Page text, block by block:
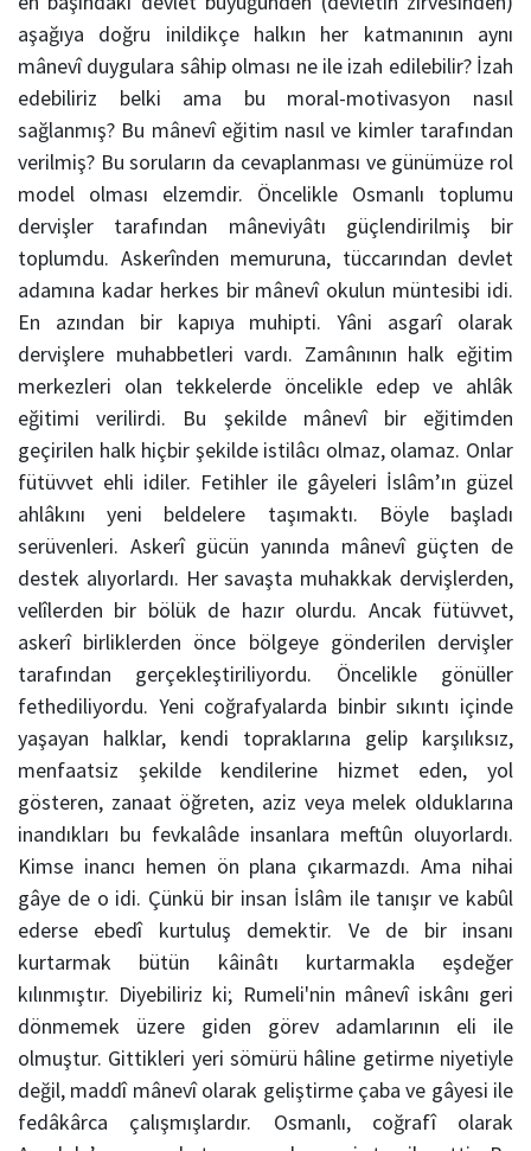
aşağıya doğru inildikçe halkın her katmanının aynı
mânevî duygulara sâhip olması ne ile izah edilebilir? İzah
edebiliriz belki ama bu moral-motivasyon nasıl
sağlanmış? Bu mânevî eğitim nasıl ve kimler tarafından
verilmiş? Bu soruların da cevaplanması ve günümüze rol
model olması elzemdir. Öncelikle Osmanlı toplumu
dervişler tarafından mâneviyâtı güçlendirilmiş bir
toplumdu. Askerînden memuruna, tüccarından devlet
adamına kadar herkes bir mânevî okulun müntesibi idi.
En azından bir kapıya muhipti. Yâni asgarî olarak
dervişlere muhabbetleri vardı. Zamânının halk eğitim
merkezleri olan tekkelerde öncelikle edep ve ahlâk
eğitimi verilirdi. Bu şekilde mânevî bir eğitimden
geçirilen halk hiçbir şekilde istilâcı olmaz, olamaz. Onlar
fütüvvet ehli idiler. Fetihler ile gâyeleri İslâm’ın güzel
ahlâkını yeni beldelere taşımaktı. Böyle başladı
serüvenleri. Askerî gücün yanında mânevî güçten de
destek alıyorlardı. Her savaşta muhakkak dervişlerden,
velîlerden bir bölük de hazır olurdu. Ancak fütüvvet,
askerî birliklerden önce bölgeye gönderilen dervişler
tarafından gerçekleştiriliyordu. Öncelikle gönüller
fethediliyordu. Yeni coğrafyalarda binbir sıkıntı içinde
yaşayan halklar, kendi topraklarına gelip karşılıksız,
menfaatsiz şekilde kendilerine hizmet eden, yol
gösteren, zanaat öğreten, aziz veya melek olduklarına
inandıkları bu fevkalâde insanlara meftûn oluyorlardı.
Kimse inancı hemen ön plana çıkarmazdı. Ama nihai
gâye de o idi. Çünkü bir insan İslâm ile tanışır ve kabûl
ederse ebedî kurtuluş demektir. Ve de bir insanı
kurtarmak bütün kâinâtı kurtarmakla eşdeğer
kılınmıştır. Diyebiliriz ki; Rumeli'nin mânevî iskânı geri
dönmemek üzere giden görev adamlarının eli ile
olmuştur. Gittikleri yeri sömürü hâline getirme niyetiyle
değil, maddî mânevî olarak geliştirme çaba ve gâyesi ile
fedâkârca çalışmışlardır. Osmanlı, coğrafî olarak